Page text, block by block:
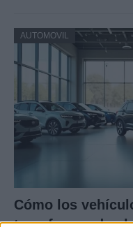
AUTOMOVIL
Cómo los